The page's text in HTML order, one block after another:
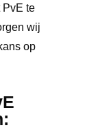
PvE te
wij
op